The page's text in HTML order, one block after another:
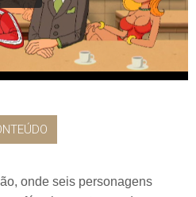
onde seis personagens